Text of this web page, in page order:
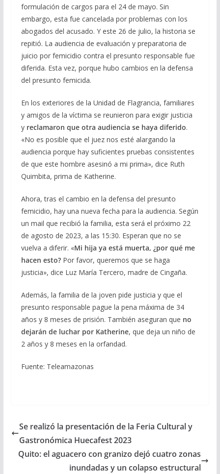
formulación de cargos para el 24 de mayo. Sin
embargo, esta fue cancelada por problemas con los
abogados del acusado. Y este 26 de julio, la historia se
repitió. La audiencia de evaluación y preparatoria de
juicio por femicidio contra el presunto responsable fue
diferida. Esta vez, porque hubo cambios en la defensa
del presunto femicida.
En los exteriores de la Unidad de Flagrancia, familiares
y amigos de la víctima se reunieron para exigir justicia
y reclamaron que otra audiencia se haya diferido.
«No es posible que el juez nos esté alargando la
audiencia porque hay suficientes pruebas consistentes
de que este hombre asesinó a mi prima», dice Ruth
Quimbita, prima de Katherine.
Ahora, tras el cambio en la defensa del presunto
femicidio, hay una nueva fecha para la audiencia. Según
un mail que recibió la familia, esta será el próximo 22
de agosto de 2023, a las 15:30. Esperan que no se
vuelva a diferir. «Mi hija ya está muerta, ¿por qué me
hacen esto?Por favor, queremos que se haga
justicia», dice Luz María Tercero, madre de Cingaña.
Además, la familia de la joven pide justicia y que el
presunto responsable pague la pena máxima de 34
años y 8 meses de prisión. También aseguran que no
dejarán de luchar por Katherine, que deja un niño de
2 años y 8 meses en la orfandad.
Fuente: Teleamazonas
Se realizó la presentación de la Feria Cultural y
Gastronómica Huecafest 2023
Quito: el aguacero con granizo dejó cuatro zonas
inundadas y un colapso estructural